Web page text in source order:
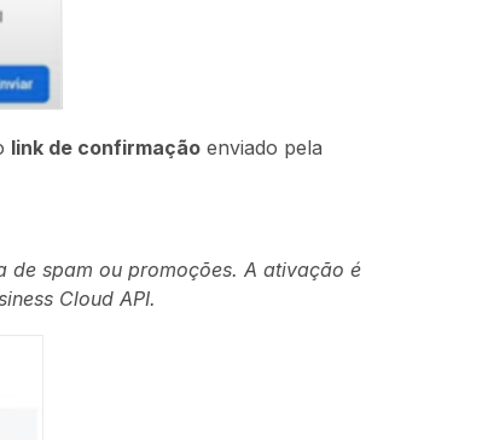
link de confirmaçãoenviado pela
spam ou promoções. A ativação é
Cloud API.